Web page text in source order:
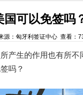
可以免签吗
源：匈牙利签证中心 查看：
产生的作用也有所不
吗？